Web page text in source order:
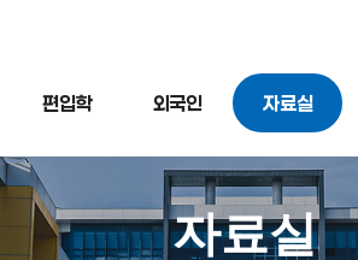
편입학 외국인 자료실
자료실